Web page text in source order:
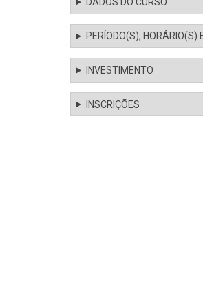
PERÍODO(S), HORÁRIO(S)
INVESTIMENTO
INSCRIÇÕES